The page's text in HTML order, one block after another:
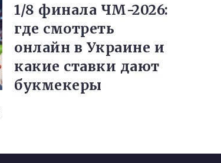
1/8 финала ЧМ-2026:
где смотреть
онлайн в Украине и
какие ставки дают
букмекеры